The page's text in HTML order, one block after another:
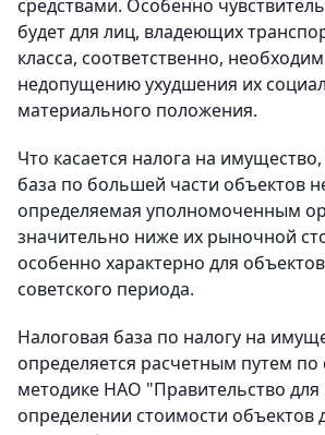
средствами. Особенно
будет для лиц, владеющих
класса, соответственно,
недопущению ухудшения их
материального положения.
Что касается налога на
база по большей части объектов
определяемая уполномоченным
значительно ниже их рыночной
особенно характерно для
советского периода.
Налоговая база по налогу на
определяется расчетным путем
методике НАО "Правительство
определении стоимости объектов